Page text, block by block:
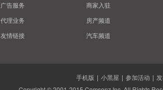
广告服务
代理业务
友情链接
商家入驻
房产频道
汽车频道
手机版 | 小黑屋 | 参加活动 |